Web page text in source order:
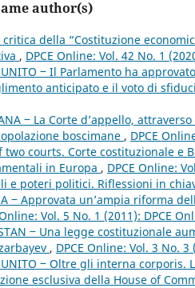
author(s)
critica della “Costituzione
, DPCE Online: Vol. 42 No. 1
UNITO ‒ Il Parlamento ha
anticipato e il voto di
‒ La Corte d’appello,
boscimane , DPCE
two courts. Corte costituzionale e
in Europa , DPCE Online:
e poteri politici. Riflessioni in
‒ Approvata un’ampia riforma
Vol. 5 No. 1 (2011): DPCE
‒ Una legge costituzionale
, DPCE Online: Vol. 3 No.
UNITO ‒ Oltre gli interna corporis.
esclusiva della House of